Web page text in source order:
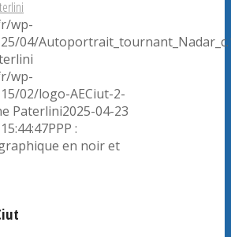
wp-
04/
wp-
02/logo-AECiut-2-
Paterlini2025-04-23
PPP :
en noir et